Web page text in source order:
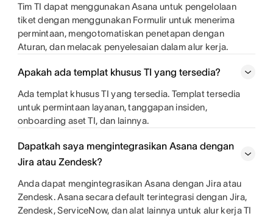
Tim TI dapat menggunakan Asana untuk pengelolaan
tiket dengan menggunakan Formulir untuk menerima
permintaan, mengotomatiskan penetapan dengan
Aturan, dan melacak penyelesaian dalam alur kerja.
Apakah ada templat khusus TI yang tersedia?
Ada templat khusus TI yang tersedia. Templat tersedia
untuk permintaan layanan, tanggapan insiden,
onboarding aset TI, dan lainnya.
Dapatkah saya mengintegrasikan Asana dengan
Jira atau Zendesk?
Anda dapat mengintegrasikan Asana dengan Jira atau
Zendesk. Asana secara default terintegrasi dengan Jira,
Zendesk, ServiceNow, dan alat lainnya untuk alur kerja TI